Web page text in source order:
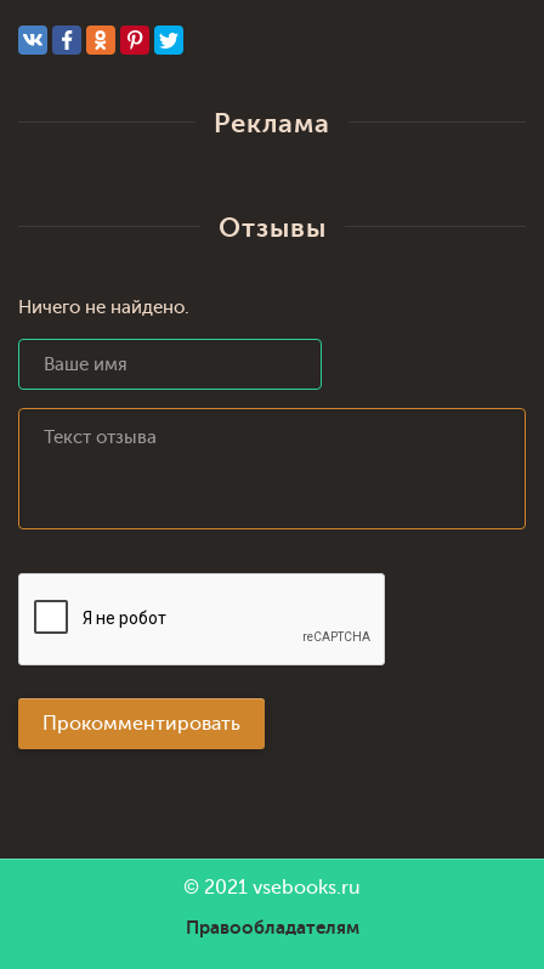
Реклама
Отзывы
Ничего не найдено.
Прокомментировать
© 2021 vsebooks.ru
Правообладателям